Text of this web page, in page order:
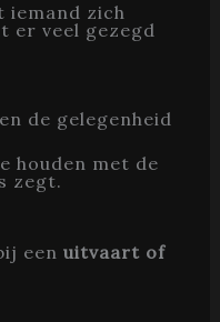
zich
er veel gezegd
de gelegenheid
houden met de
zegt.
een uitvaart of